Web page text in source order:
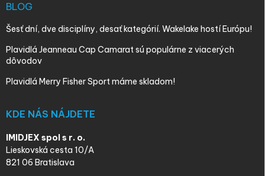
BLOG
Šesť dní, dve disciplíny, desať kategórií. Wakelake hostí Európu!
Plavidlá Jeanneau Cap Camarat sú populárne z viacerých
dôvodov
Plavidlá Merry Fisher Sport máme skladom!
KDE NÁS NÁJDETE
IMIDJEX spol s r. o.
Lieskovská cesta 10/A
821 06 Bratislava